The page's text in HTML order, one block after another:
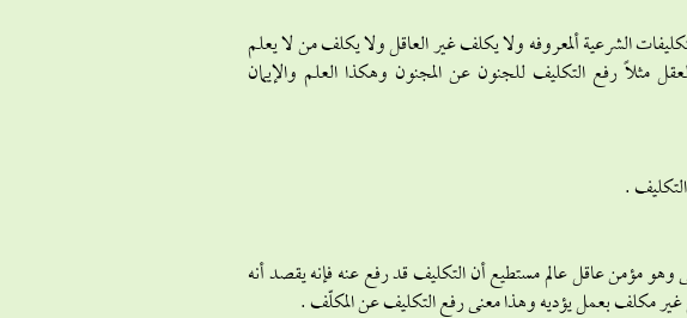
الشرعية ألمعروفه ولا يكلف غير العاقل ولا يكلف من لا يعلم
مثلاً رفع التكليف للجنون عن المجنون وهكذا العلم والإيمان
.
وهو مؤمن عاقل عالم مستطيع أن التكليف قد رفع عنه فإنه يقصد أنه
مكلف بعمل يؤديه وهذا معنى رفع التكليف عن المكلّف .